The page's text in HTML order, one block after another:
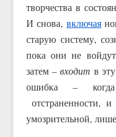
творчества в
И снова, включая
старую систему,
пока они не
затем –входит в
ошибка – когда
отстраненности,
умозрительной,